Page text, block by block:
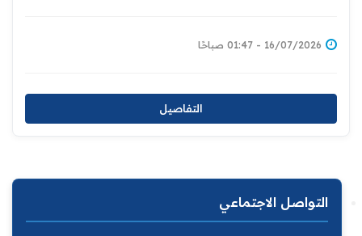
16/07/2026 - 01:47 صباحًا
التفاصيل
التواصل الاجتماعي